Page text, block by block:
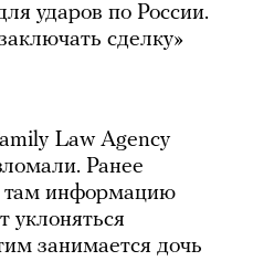
ударов по России.
сделку»
Law Agency
Ранее
там информацию
уклоняться
занимается дочь